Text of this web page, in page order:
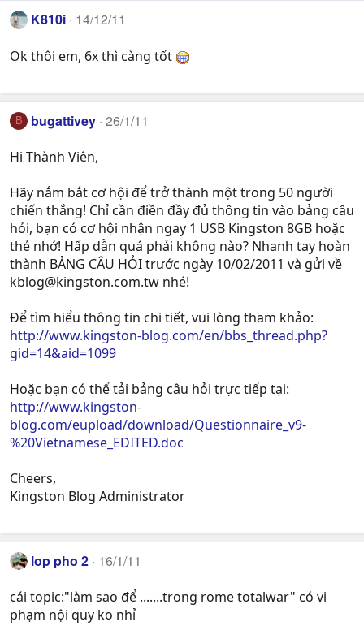
K810i 14/12/11
Ok thôi em, 6x thì càng tốt
B bugattivey 26/1/11
Hi Thành Viên,
Hãy nắm bắt cơ hội để trở thành một trong 50 người
chiến thắng! Chỉ cần điền đầy đủ thông tin vào bảng câu
hỏi, bạn có cơ hội nhận ngay 1 USB Kingston 8GB hoặc
thẻ nhớ! Hấp dẫn quá phải không nào? Nhanh tay hoàn
thành BẢNG CÂU HỎI trước ngày 10/02/2011 và gửi về
kblog@kingston.com.tw nhé!
Để tìm hiểu thông tin chi tiết, vui lòng tham khảo:
http://www.kingston-blog.com/en/bbs_thread.php?
gid=14&aid=1099
Hoặc bạn có thể tải bảng câu hỏi trực tiếp tại:
http://www.kingston-
blog.com/eupload/download/Questionnaire_v9-
%20Vietnamese_EDITED.doc
Cheers,
Kingston Blog Administrator
lop pho 2 16/1/11
cái topic:"làm sao để .......trong rome totalwar" có vi
phạm nội quy ko nhỉ